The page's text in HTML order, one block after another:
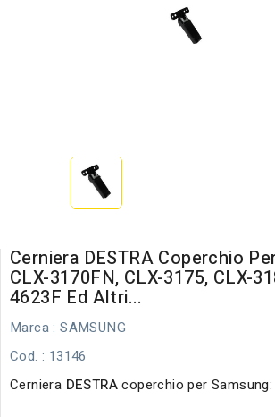
Cerniera DESTRA Coperchio
CLX-3170FN, CLX-3175, CLX-
4623F Ed Altri...
Marca : SAMSUNG
Cod. : 13146
Cerniera DESTRAcoperchio per Samsung: